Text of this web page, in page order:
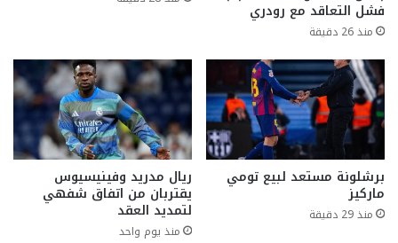
فشل التعاقد مع رودري
منذ 26 دقيقة
برشلونة مستعد لبيع تومي
ماركيز
منذ 29 دقيقة
ريال مدريد وفينيسيوس
يقتربان من اتفاق شفهي
لتمديد العقد
منذ يوم واحد